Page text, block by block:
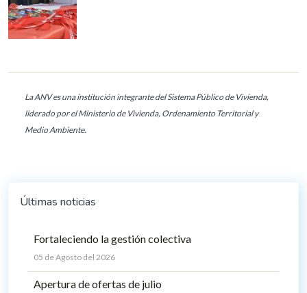
La ANV es una institución integrante del Sistema Público de Vivienda,
liderado por el Ministerio de Vivienda, Ordenamiento Territorial y
Medio Ambiente.
Últimas noticias
Fortaleciendo la gestión colectiva
05 de Agosto del 2026
Apertura de ofertas de julio